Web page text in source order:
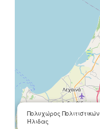
Πολυχώρος
Ήλιδας